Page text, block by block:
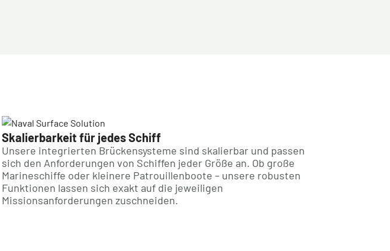
Skalierbarkeit für jedes Schiff
Unsere integrierten Brückensysteme sind skalierbar und passen
sich den Anforderungen von Schiffen jeder Größe an. Ob große
Marineschiffe oder kleinere Patrouillenboote – unsere robusten
Funktionen lassen sich exakt auf die jeweiligen
Missionsanforderungen zuschneiden.